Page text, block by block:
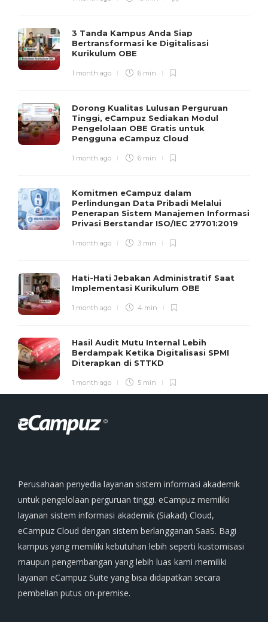
3 Tanda Kampus Anda Siap
Bertransformasi ke Digitalisasi
Kurikulum OBE
1 month ago 6 min
Dorong Kualitas Lulusan Perguruan
Tinggi, eCampuz Sediakan Modul
Pengelolaan OBE Gratis untuk
Pengguna eCampuz Cloud
1 month ago 6 min
Komitmen eCampuz dalam
Perlindungan Data Pribadi Melalui
Penerapan Sistem Manajemen Informasi
Privasi Berstandar ISO/IEC 27701:2019
1 month ago 3 min
Hati-Hati Jebakan Administratif Saat
Implementasi Kurikulum OBE
1 month ago 4 min
Hasil Audit Mutu Internal Lebih
Berdampak Ketika Digitalisasi SPMI
Diterapkan di STTKD
1 month ago 5 min
Perusahaan penyedia layanan sistem informasi akademik
untuk pengelolaan perguruan tinggi. eCampuz memiliki
layanan sistem informasi akademik (Siakad) Cloud,
eCampuz Cloud dengan sistem berlangganan SaaS. Bagi
kampus yang memiliki kebutuhan lebih seperti kustomisasi
maupun pengembangan yang lebih luas kami memiliki
layanan eCampuz Suite yang bisa didapatkan secara
pembelian putus on-premise.